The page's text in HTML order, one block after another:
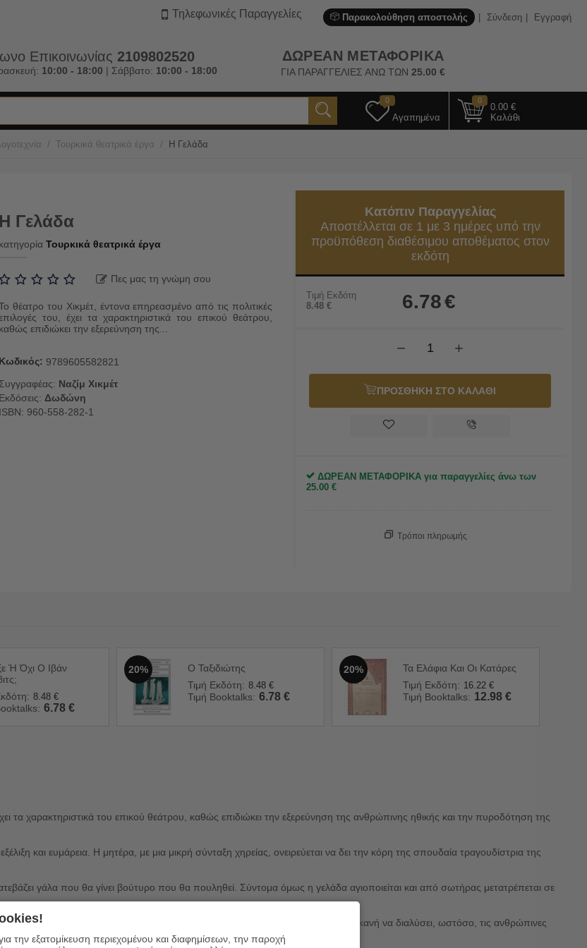
Παρακολούθηση αποστολής Σύνδεση Εγγραφή
Τηλεφωνικές Παραγγελίες
Επικοινωνίας 2109802520
10:00 - 18:00 | Σάββατο: 10:00 - 18:00
ΔΩΡΕΑΝ ΜΕΤΑΦΟΡΙΚΑ
ΓΙΑ ΠΑΡΑΓΓΕΛΙΕΣ ΑΝΩ ΤΩΝ25.00 €
0
Αγαπημένα
0
0.00 €
Καλάθι
/ Τουρκικά θεατρικά έργα / Η Γελάδα
Η Γελάδα
κατηγορία Τουρκικά θεατρικά έργα
Πες μας τη γνώμη σου
θέατρο του Χικμέτ, έντονα επηρεασμένο από τις πολιτικές
του, έχει τα χαρακτηριστικά του επικού θεάτρου,
καθώς επιδιώκει την εξερεύνηση της...
Κωδικός: 9789605582821
Συγγραφέας: Ναζίμ Χικμέτ
Εκδόσεις: Δωδώνη
ISBN: 960-558-282-1
Κατόπιν Παραγγελίας
Αποστέλλεται σε 1 με 3 ημέρες υπό την
προϋπόθεση διαθέσιμου αποθέματος στον
εκδότη
Τιμή Εκδότη
8.48 € 6.78€
+
−
ΠΡΟΣΘΗΚΗ ΣΤΟ ΚΑΛΑΘΙ
ΔΩΡΕΑΝ ΜΕΤΑΦΟΡΙΚΑ για παραγγελίες άνω των
25.00 €
Τρόποι πληρωμής
Ή Όχι Ο Ιβάν
8.48 €
6.78 €
20%
Ο Ταξιδιώτης
Τιμή Εκδότη: 8.48 €
Τιμή Booktalks: 6.78 €
20%
Τα Ελάφια Και Οι Κατάρες
Τιμή Εκδότη: 16.22 €
Τιμή Booktalks: 12.98 €
τα χαρακτηριστικά του επικού θεάτρου, καθώς επιδιώκει την εξερεύνηση της ανθρώπινης ηθικής και την πυροδότηση της
και ευμάρεια. Η μητέρα, με μια μικρή σύνταξη χηρείας, ονειρεύεται να δει την κόρη της σπουδαία τραγουδίστρια της
γάλα που θα γίνει βούτυρο που θα πουληθεί. Σύντομα όμως η γελάδα αγιοποιείται και από σωτήρας μετατρέπεται σε
ιδιοκτησίας που προβάλλεται από την μικροαστική ηθική ως υπέρτατη αξία, ικανή να διαλύσει, ωστόσο, τις ανθρώπινες
την εξατομίκευση περιεχομένου και διαφημίσεων, την παροχή